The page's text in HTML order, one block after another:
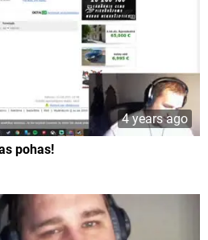
4 years ago
pohas!